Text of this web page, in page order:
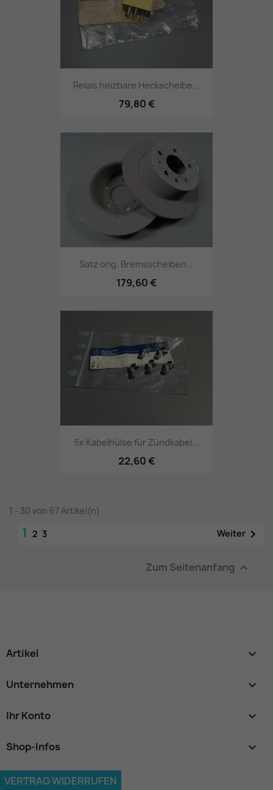
Relais heizbare Heckscheibe...
79,80 €
Satz orig. Bremsscheiben...
179,60 €
5x Kabelhülse für Zündkabel...
22,60 €
1 - 30 von 67 Artikel(n)
1 2 3 Weiter 
Zum Seitenanfang 
Artikel 
Unternehmen 
Ihr Konto 
Shop-Infos keyboard_arrow_down
VERTRAG WIDERRUFEN